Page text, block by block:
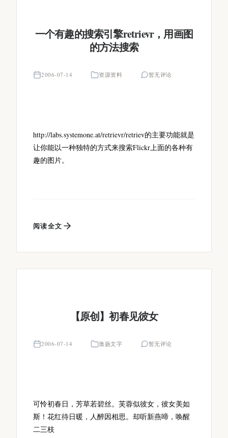
一个有趣的搜索引擎retrievr，用画图
的方法搜索
2006-07-14 资源资料 暂无评论
http://labs.systemone.at/retrievr/retriev的主要功能就是
让你能以一种独特的方式来搜索Flickr上面的各种有
趣的图片。
阅读全文
【原创】初春见彼女
2006-07-14 激扬文字 暂无评论
可怜初春日，芳草若碧丝。芙蓉似彼女，彼女美如
斯！花红待日暖，人醉因相思。却听新燕啼，唤醒
二三枝